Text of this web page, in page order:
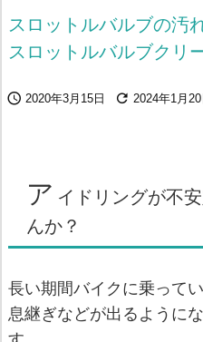
スロットルバルブの
スロットルバルブクリ
 2020年3月15日  2024年1月20
ア イドリングが不
んか？
長い期間バイクに乗って
息継ぎなどが出るように